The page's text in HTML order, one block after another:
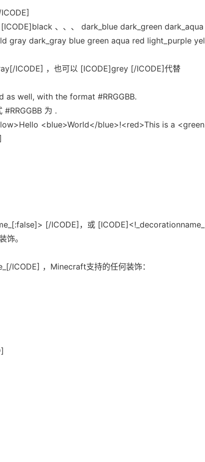
、、、 dark_blue dark_green dark_aqua
gray dark_gray blue green aqua red light_purple
ICODE] ，也可以 [ICODE]grey [/ICODE]代替
as well, with the format #RRGGBB.
#RRGGBB 为 .
<blue>World</blue>!<red>This is a
[/ICODE]，或
饰。
ICODE] ，Minecraft支持的任何装饰：